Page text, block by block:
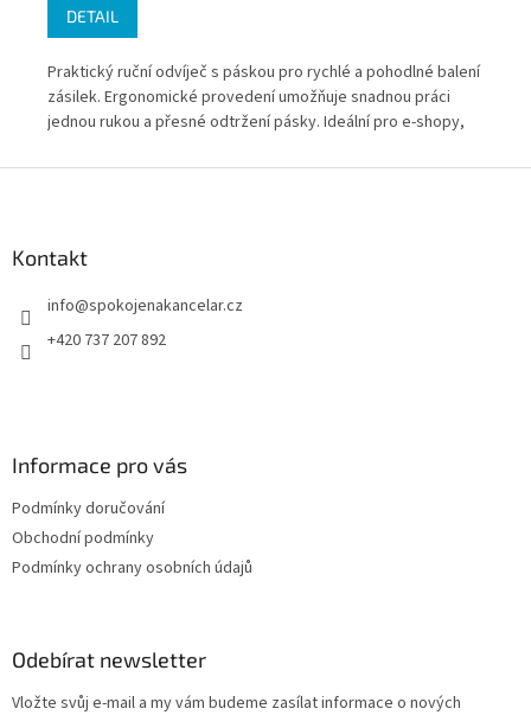
DETAIL
Praktický ruční odvíječ s páskou pro rychlé a pohodlné balení
zásilek. Ergonomické provedení umožňuje snadnou práci
jednou rukou a přesné odtržení pásky. Ideální pro e-shopy,
Kontakt
info@spokojenakancelar.cz
+420 737 207 892
Informace pro vás
Podmínky doručování
Obchodní podmínky
Podmínky ochrany osobních údajů
Odebírat newsletter
Vložte svůj e-mail a my vám budeme zasílat informace o nových